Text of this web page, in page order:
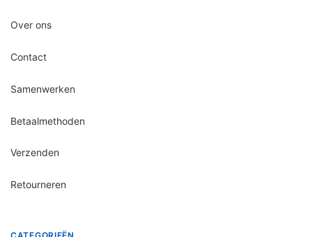
Over ons
Contact
Samenwerken
Betaalmethoden
Verzenden
Retourneren